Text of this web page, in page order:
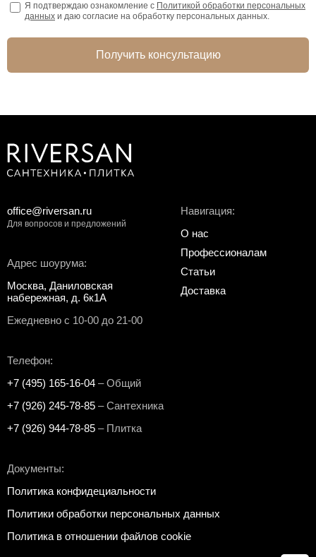
Я подтверждаю ознакомление с Политикой обработки персональных
данных и даю согласие на обработку персональных данных.
Получить консультацию
Адрес шоурума:
Москва, Даниловская
набережная, д. 6к1А
Ежедневно с 10-00 до 21-00
Телефон:
+7 (495) 165-16-04 – Общий
+7 (926) 245-78-85 – Сантехника
+7 (926) 944-78-85 – Плитка
Документы:
Политика конфидециальности
Политики обработки персональных данных
Политика в отношении файлов cookie
Навигация:
О нас
Профессионалам
Статьи
Доставка
office@riversan.ru
Для вопросов и предложений